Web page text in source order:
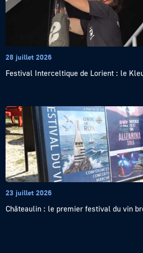
28 juillet 2026
Festival Interceltique de Lorient : le
23 juillet 2026
Châteaulin : le premier festival du vin